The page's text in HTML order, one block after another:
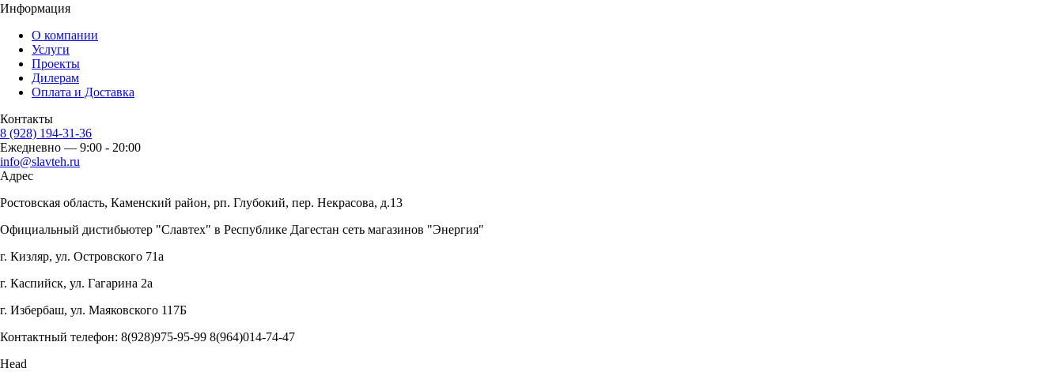
Информация
О компании
Услуги
Проекты
Дилерам
Оплата и Доставка
Контакты
8 (928) 194-31-36
Ежедневно — 9:00 - 20:00
info@slavteh.ru
Адрес
Ростовская область, Каменский район, рп. Глубокий, пер. Некрасова, д.13
Официальный дистибьютер "Славтех" в Республике Дагестан сеть магазинов "Энергия"
г. Кизляр, ул. Островского 71а
г. Каспийск, ул. Гагарина 2а
г. Избербаш, ул. Маяковского 117Б
Контактный телефон: 8(928)975-95-99 8(964)014-74-47
Head